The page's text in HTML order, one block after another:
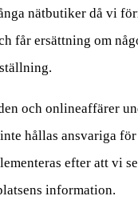
nätbutiker då vi
får ersättning om
och onlineaffärer
hållas ansvariga
efter att vi
information.